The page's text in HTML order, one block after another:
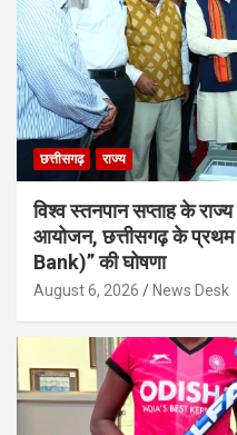
छत्तीसगढ़ राज्य
विश्व स्तनपान सप्ताह के
आयोजन, छत्तीसगढ़ के
Bank)” की घोषणा
August 6, 2026 News Desk